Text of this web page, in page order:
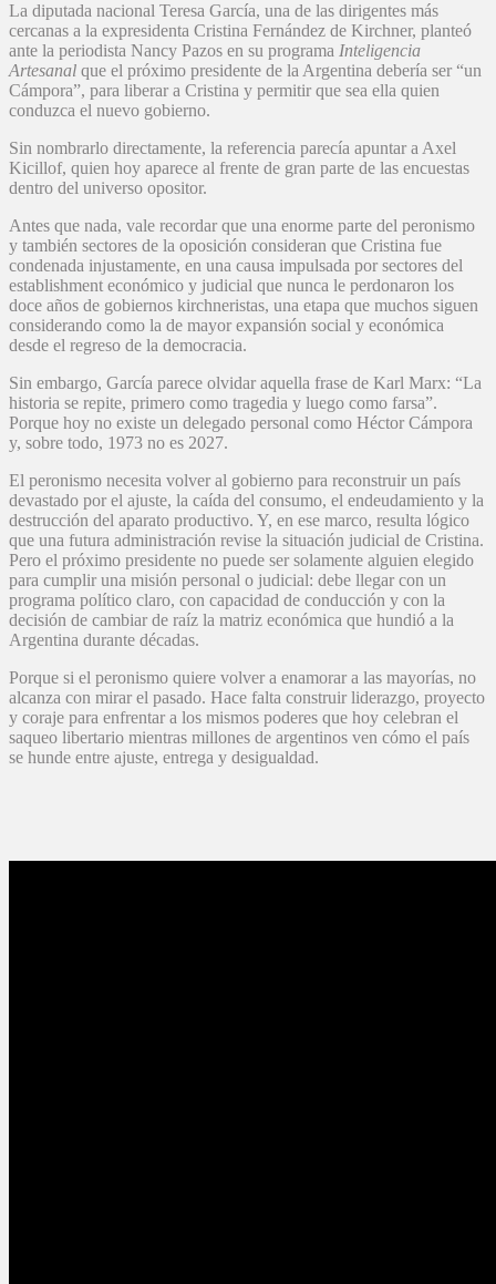
La diputada nacional Teresa García, una de las dirigentes más
cercanas a la expresidenta Cristina Fernández de Kirchner, planteó
ante la periodista Nancy Pazos en su programa Inteligencia
Artesanal que el próximo presidente de la Argentina debería ser “un
Cámpora”, para liberar a Cristina y permitir que sea ella quien
conduzca el nuevo gobierno.
Sin nombrarlo directamente, la referencia parecía apuntar a Axel
Kicillof, quien hoy aparece al frente de gran parte de las encuestas
dentro del universo opositor.
Antes que nada, vale recordar que una enorme parte del peronismo
y también sectores de la oposición consideran que Cristina fue
condenada injustamente, en una causa impulsada por sectores del
establishment económico y judicial que nunca le perdonaron los
doce años de gobiernos kirchneristas, una etapa que muchos siguen
considerando como la de mayor expansión social y económica
desde el regreso de la democracia.
Sin embargo, García parece olvidar aquella frase de Karl Marx: “La
historia se repite, primero como tragedia y luego como farsa”.
Porque hoy no existe un delegado personal como Héctor Cámpora
y, sobre todo, 1973 no es 2027.
El peronismo necesita volver al gobierno para reconstruir un país
devastado por el ajuste, la caída del consumo, el endeudamiento y la
destrucción del aparato productivo. Y, en ese marco, resulta lógico
que una futura administración revise la situación judicial de Cristina.
Pero el próximo presidente no puede ser solamente alguien elegido
para cumplir una misión personal o judicial: debe llegar con un
programa político claro, con capacidad de conducción y con la
decisión de cambiar de raíz la matriz económica que hundió a la
Argentina durante décadas.
Porque si el peronismo quiere volver a enamorar a las mayorías, no
alcanza con mirar el pasado. Hace falta construir liderazgo, proyecto
y coraje para enfrentar a los mismos poderes que hoy celebran el
saqueo libertario mientras millones de argentinos ven cómo el país
se hunde entre ajuste, entrega y desigualdad.